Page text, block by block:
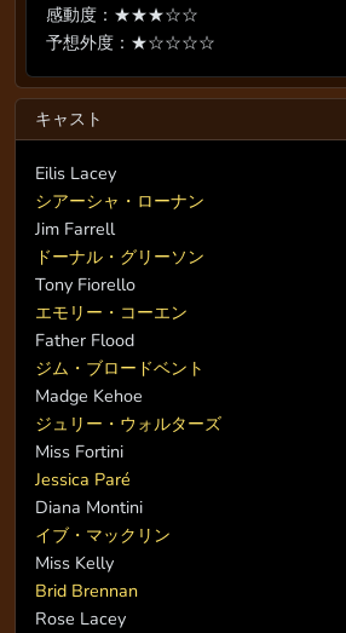
感動度：★★★☆☆
予想外度：★☆☆☆☆
キャスト
Eilis Lacey
シアーシャ・ローナン
Jim Farrell
ドーナル・グリーソン
Tony Fiorello
エモリー・コーエン
Father Flood
ジム・ブロードベント
Madge Kehoe
ジュリー・ウォルターズ
Miss Fortini
Jessica Paré
Diana Montini
イブ・マックリン
Miss Kelly
Brid Brennan
Rose Lacey